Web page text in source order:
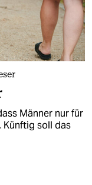
Männer nur für
Künftig soll das